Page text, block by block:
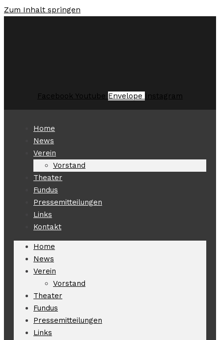
Zum Inhalt springen
Facebook Youtube Envelope Instagram
Home
News
Verein
Vorstand
Theater
Fundus
Pressemitteilungen
Links
Kontakt
Home
News
Verein
Vorstand
Theater
Fundus
Pressemitteilungen
Links